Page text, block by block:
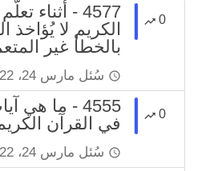
0
4577 - أثناء
الكريم لا يُؤاخذ
بالخطأ غير
سُئل مارس 24، 2022
0
4555 - ما هي
في القرآن
سُئل مارس 24، 2022